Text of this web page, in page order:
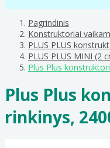
Pagrindinis
Konstruktoriai
PLUS PLUS
PLUS PLUS MINI (2
Plus Plus
Plus Plus
rinkinys,